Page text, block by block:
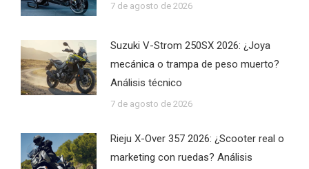
7 de agosto de 2026
Suzuki V-Strom 250SX 2026: ¿Joya
mecánica o trampa de peso muerto?
Análisis técnico
7 de agosto de 2026
Rieju X-Over 357 2026: ¿Scooter real o
marketing con ruedas? Análisis